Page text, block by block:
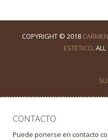
COPYRIGHT © 2018
ESTÉTICO.
CONTACTO
Puede ponerse en contacto